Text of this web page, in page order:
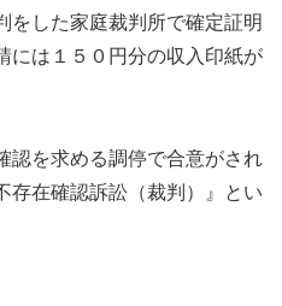
した家庭裁判所で確定証明
には１５０円分の収入印紙が
を求める調停で合意がされ
存在確認訴訟（裁判）』とい